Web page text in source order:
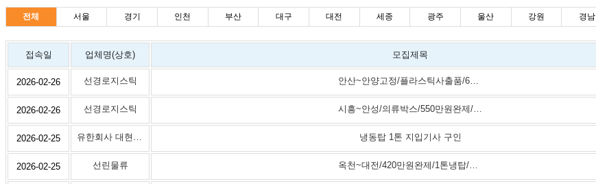
전체 서울 경기 인천 부산 대구 대전 세종 광주 울산 강원 경남
접속일 업체명(상호) 모집제목
2026-02-26 선경로지스틱
2026-02-26 선경로지스틱
2026-02-25 냉동탑 1톤 지입기사 구인
2026-02-25 선린물류